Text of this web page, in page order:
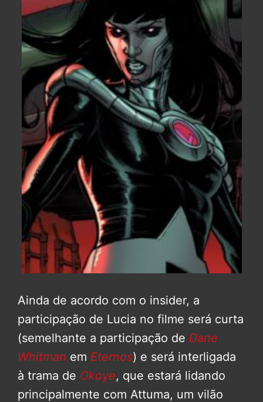
Ainda de acordo com o insider, a
participação de Lucia no filme será curta
(semelhante a participação de Dane
Whitman em Eternos) e será interligada
à trama de Okoye, que estará lidando
principalmente com Attuma, um vilão